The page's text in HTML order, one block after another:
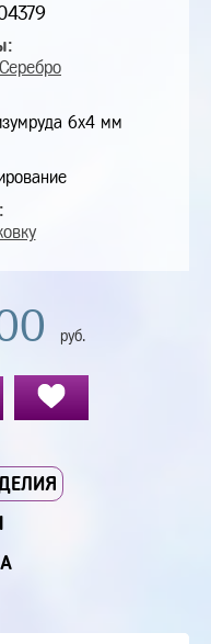
Серебро
6х4 мм
руб.